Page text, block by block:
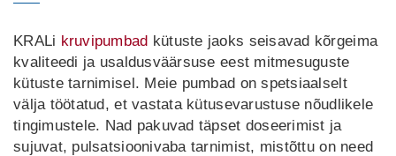
SV
SL
LT
UK
KRALi kruvipumbad kütuste jaoks seisavad kõrgeima
kvaliteedi ja usaldusväärsuse eest mitmesuguste
kütuste tarnimisel. Meie pumbad on spetsiaalselt
välja töötatud, et vastata kütusevarustuse nõudlikele
tingimustele. Nad pakuvad täpset doseerimist ja
sujuvat, pulsatsioonivaba tarnimist, mistõttu on need